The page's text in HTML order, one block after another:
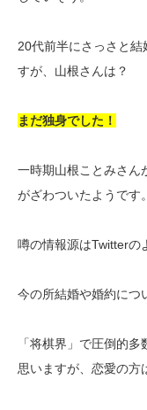
20代前半にさっさと
すが、山根さんは？
まだ独身でした！
一時期山根ことみさん
がざわついたようです。
噂の情報源はTwitterの
今の所結婚や婚約につ
「将棋界」で圧倒的
思いますが、恋愛の方